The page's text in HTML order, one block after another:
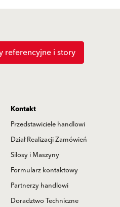
referencyjne i story
Kontakt
Przedstawiciele handlowi
Dział Realizacji Zamówień
Silosy i Maszyny
Formularz kontaktowy
Partnerzy handlowi
Doradztwo Techniczne